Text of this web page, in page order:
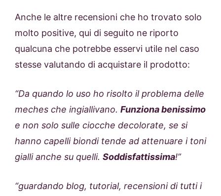
Anche le altre recensioni che ho trovato solo
molto positive, qui di seguito ne riporto
qualcuna che potrebbe esservi utile nel caso
stesse valutando di acquistare il prodotto:
“Da quando lo uso ho risolto il problema delle
meches che ingiallivano. Funziona benissimo
e non solo sulle ciocche decolorate, se si
hanno capelli biondi tende ad attenuare i toni
gialli anche su quelli. Soddisfattissima!”
“guardando blog, tutorial, recensioni di tutti i